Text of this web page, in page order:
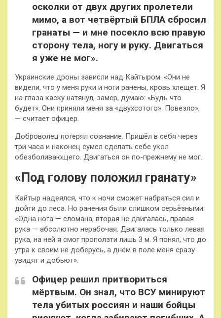
осколки от двух других пролетели
мимо, а вот четвёртый БПЛА сбросил
гранаты — и мне посекло всю правую
сторону тела, ногу и руку. Двигаться
я уже не мог».
Украинские дроны зависли над Кайтыром. «Они не
видели, что у меня руки и ноги ранены, кровь хлещет. Я
на глаза каску натянул, замер, думаю: «Будь что
будет». Они приняли меня за «двухсотого». Повезло»,
— считает офицер.
Доброволец потерял сознание. Пришёл в себя через
три часа и наконец сумел сделать себе укол
обезболивающего. Двигаться он по-прежнему не мог.
«Под голову положил гранату»
Кайтыр надеялся, что к ночи сможет набраться сил и
дойти до леса. Но ранения были слишком серьёзными:
«Одна нога — сломана, вторая не двигалась, правая
рука — абсолютно нерабочая. Двигалась только левая
рука, на ней я смог проползти лишь 3 м. Я понял, что до
утра к своим не доберусь, а днём в поле меня сразу
увидят и добьют».
Офицер решил притвориться
мёртвым. Он знал, что ВСУ минируют
тела убитых россиян и наши бойцы